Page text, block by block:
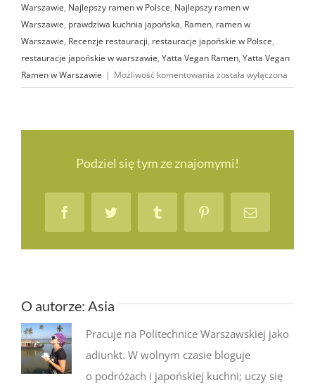
Warszawie, Najlepszy ramen w Polsce, Najlepszy ramen w
Warszawie, prawdziwa kuchnia japońska, Ramen, ramen w
Warszawie, Recenzje restauracji, restauracje japońskie w Polsce,
restauracje japońskie w warszawie, Yatta Vegan Ramen, Yatta Vegan
Ramen w Warszawie | Możliwość komentowania Yatta
Vegan
została wyłączona
Podziel się tym ze znajomymi!
FacebookTwitter Tumblr PinterestEmail
O autorze: Asia
Pracuje na Politechnice Warszawskiej jako
adiunkt. W wolnym czasie bloguje
o podróżach i japońskiej kuchni; uczy się